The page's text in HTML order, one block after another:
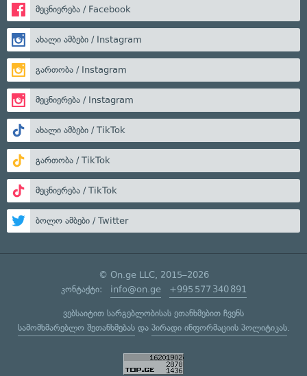
მეცნიერება / Facebook
ახალი ამბები / Instagram
გართობა / Instagram
მეცნიერება / Instagram
ახალი ამბები / TikTok
გართობა / TikTok
მეცნიერება / TikTok
ბოლო ამბები / Twitter
© On.ge LLC, 2015–2026
კონტაქტი: info@on.ge +995 577 340 891
ვებსაიტით სარგებლობისას ეთანხმებით ჩვენს
სამომხმარებლო შეთანხმებასდა პირადი ინფორმაციის პოლიტიკას.